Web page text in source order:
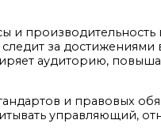
и производительность
за достижениями
аудиторию,
и правовых
управляющий,